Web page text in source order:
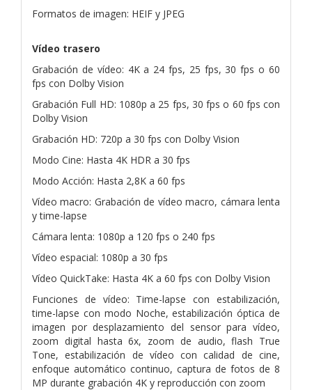
Formatos de imagen: HEIF y JPEG
Vídeo trasero
Grabación de vídeo: 4K a 24 fps, 25 fps, 30 fps o 60
fps con Dolby Vision
Grabación Full HD: 1080p a 25 fps, 30 fps o 60 fps con
Dolby Vision
Grabación HD: 720p a 30 fps con Dolby Vision
Modo Cine: Hasta 4K HDR a 30 fps
Modo Acción: Hasta 2,8K a 60 fps
Vídeo macro: Grabación de vídeo macro, cámara lenta
y time-lapse
Cámara lenta: 1080p a 120 fps o 240 fps
Vídeo espacial: 1080p a 30 fps
Vídeo QuickTake: Hasta 4K a 60 fps con Dolby Vision
Funciones de vídeo: Time-lapse con estabilización,
time-lapse con modo Noche, estabilización óptica de
imagen por desplazamiento del sensor para vídeo,
zoom digital hasta 6x, zoom de audio, flash True
Tone, estabilización de vídeo con calidad de cine,
enfoque automático continuo, captura de fotos de 8
MP durante grabación 4K y reproducción con zoom